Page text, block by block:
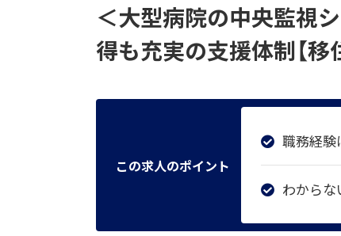
＜大型病院の中央監視
得も充実の支援体制【移
この求人のポイント
職務経験
わからな